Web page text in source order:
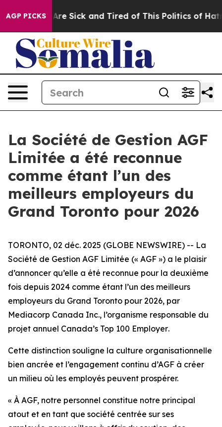
AGP PICKSAre Sick and Tired of This Politics of Hatred”
La Société de Gestion AGF
Limitée a été reconnue
comme étant l’un des
meilleurs employeurs du
Grand Toronto pour 2026
TORONTO, 02 déc. 2025 (GLOBE NEWSWIRE) -- La
Société de Gestion AGF Limitée (« AGF ») a le plaisir
d’annoncer qu’elle a été reconnue pour la deuxième
fois depuis 2024 comme étant l’un des meilleurs
employeurs du Grand Toronto pour 2026, par
Mediacorp Canada Inc., l’organisme responsable du
projet annuel Canada’s Top 100 Employer.
Cette distinction souligne la culture organisationnelle
bien ancrée et l’engagement continu d’AGF à créer
un milieu où les employés peuvent prospérer.
« À AGF, notre personnel constitue notre principal
atout et en tant que société centrée sur ses